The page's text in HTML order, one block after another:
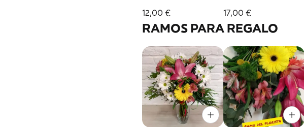
12,00 € 17,00 €
RAMOS PARA REGALO